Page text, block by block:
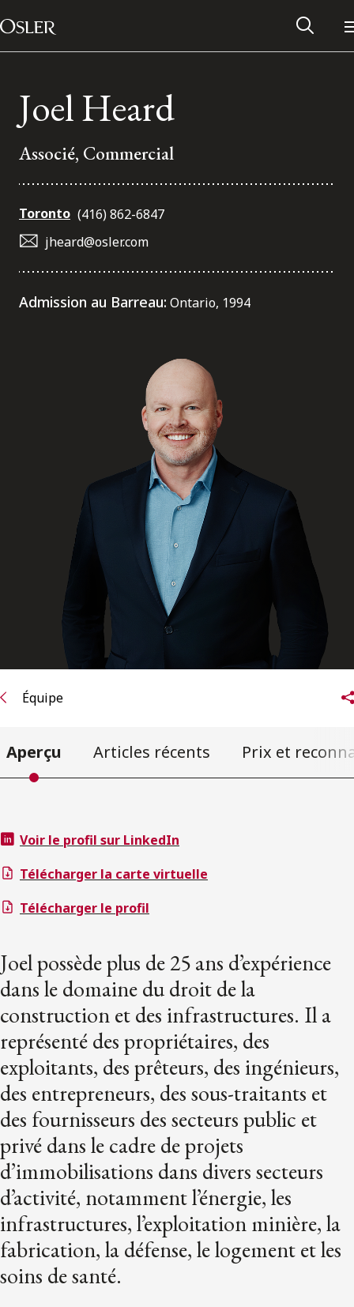
Passer au contenu
Main Navigation
Réseau des anciens d’Osler
S’abonner aux articles Osler
Joel Heard
Associé, Commercial
Toronto (416) 862-6847
jheard@osler.com
Admission au Barreau: Ontario, 1994
Équipe
Aperçu Articles récents Prix et
Voir le profil sur LinkedIn
Télécharger la carte virtuelle
Télécharger le profil
Joel possède plus de 25 ans d’expérience
dans le domaine du droit de la
construction et des infrastructures. Il a
représenté des propriétaires, des
exploitants, des prêteurs, des ingénieurs,
des entrepreneurs, des sous-traitants et
des fournisseurs des secteurs public et
privé dans le cadre de projets
d’immobilisations dans divers secteurs
d’activité, notamment l’énergie, les
infrastructures, l’exploitation minière, la
fabrication, la défense, le logement et les
soins de santé.